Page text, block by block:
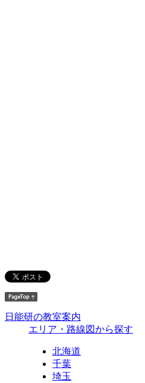
日能研の教室案内
エリア・路線図から探す
北海道
千葉
埼玉